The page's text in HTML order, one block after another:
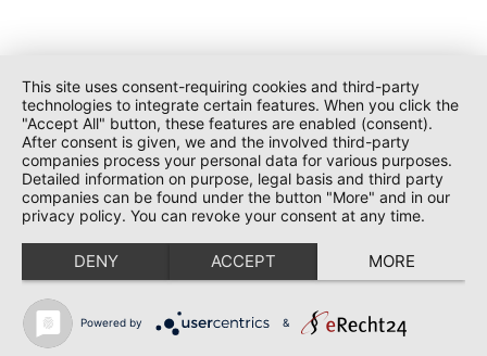
This site uses consent-requiring cookies and third-party
technologies to integrate certain features. When you click the
"Accept All" button, these features are enabled (consent).
After consent is given, we and the involved third-party
companies process your personal data for various purposes.
Detailed information on purpose, legal basis and third party
companies can be found under the button "More" and in our
privacy policy. You can revoke your consent at any time.
DENY ACCEPT MORE
Powered by &